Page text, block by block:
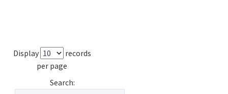
Display
records
per page
Search: